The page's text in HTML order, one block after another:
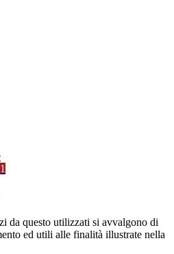
1
da questo utilizzati si avvalgono di
ed utili alle finalità illustrate nella